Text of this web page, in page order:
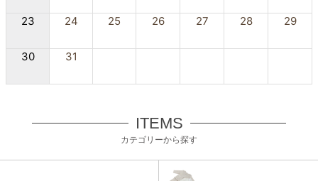
23 24 25 26 27 28 29
30 31
ITEMS
カテゴリーから探す